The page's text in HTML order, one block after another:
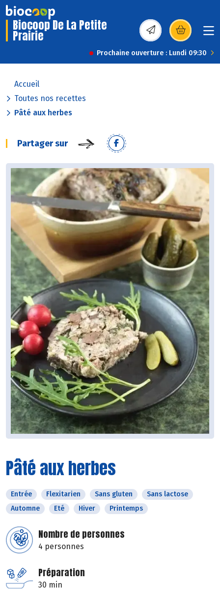
Biocoop De La Petite
Prairie (s’ouvre dans une
Prochaine ouverture : Lundi 09:30
Accueil
Toutes nos recettes
Pâté aux herbes
Partager sur
Pâté aux herbes
Entrée Flexitarien Sans gluten
Sans lactose
Automne
Eté Hiver Printemps
Nombre de personnes
4 personnes
Préparation
30 min